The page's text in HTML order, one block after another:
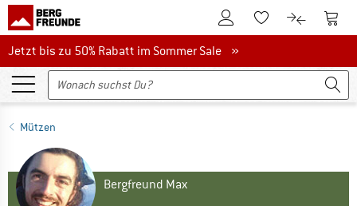
Zum KundenkontoZum Merkzettel.
Zum Zum
Jetzt bis zu 50% Rabatt im Sommer Sale
Jetzt bis zu 50% Rabatt im Sommer Sale »
Mützen
Bergfreund Max